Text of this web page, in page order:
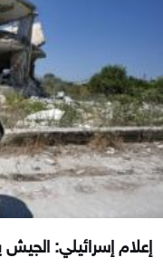
إعلام إسرائيلي: